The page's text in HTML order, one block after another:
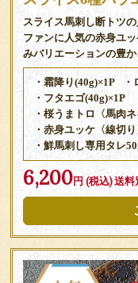
スライス馬刺し断トツ
ファンに人気の赤身ユ
みバリエーションの豊か
・霜降り(40g)×1P
・フタエゴ(40g)×1P
・桜うまトロ〈馬肉
・赤身ユッケ〈線切
・鮮馬刺し専用タレ
6,200円 (税込)送料